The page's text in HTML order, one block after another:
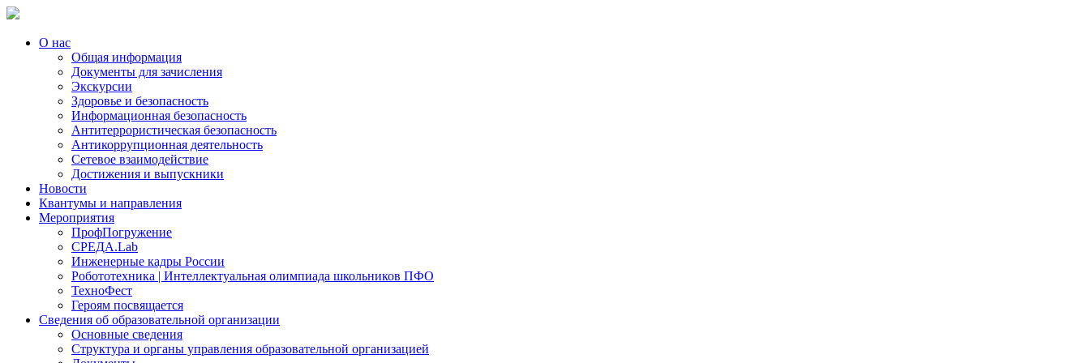
О нас
Общая информация
Документы для зачисления
Экскурсии
Здоровье и безопасность
Информационная безопасность
Антитеррористическая безопасность
Антикоррупционная деятельность
Сетевое взаимодействие
Достижения и выпускники
Новости
Квантумы и направления
Мероприятия
ПрофПогружение
СРЕДА.Lab
Инженерные кадры России
Робототехника | Интеллектуальная олимпиада школьников ПФО
ТехноФест
Героям посвящается
Сведения об образовательной организации
Основные сведения
Структура и органы управления образовательной организацией